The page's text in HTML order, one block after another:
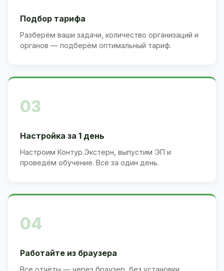
Подбор тарифа
Разберём ваши задачи, количество организаций и
органов — подберём оптимальный тариф.
03
Настройка за 1 день
Настроим Контур.Экстерн, выпустим ЭП и
проведём обучение. Всё за один день.
04
Работайте из браузера
Все отчёты — через браузер, без установки